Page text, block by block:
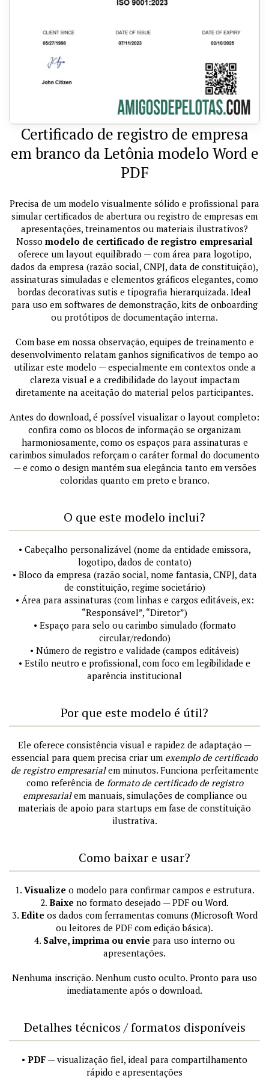
Certificado de registro de empresa
em branco da Letônia modelo Word e
PDF
Precisa de um modelo visualmente sólido e profissional para
simular certificados de abertura ou registro de empresas em
apresentações, treinamentos ou materiais ilustrativos?
Nosso modelo de certificado de registro empresarial
oferece um layout equilibrado — com área para logotipo,
dados da empresa (razão social, CNPJ, data de constituição),
assinaturas simuladas e elementos gráficos elegantes, como
bordas decorativas sutis e tipografia hierarquizada. Ideal
para uso em softwares de demonstração, kits de onboarding
ou protótipos de documentação interna.
Com base em nossa observação, equipes de treinamento e
desenvolvimento relatam ganhos significativos de tempo ao
utilizar este modelo — especialmente em contextos onde a
clareza visual e a credibilidade do layout impactam
diretamente na aceitação do material pelos participantes.
Antes do download, é possível visualizar o layout completo:
confira como os blocos de informação se organizam
harmoniosamente, como os espaços para assinaturas e
carimbos simulados reforçam o caráter formal do documento
— e como o design mantém sua elegância tanto em versões
coloridas quanto em preto e branco.
O que este modelo inclui?
• Cabeçalho personalizável (nome da entidade emissora,
logotipo, dados de contato)
• Bloco da empresa (razão social, nome fantasia, CNPJ, data
de constituição, regime societário)
• Área para assinaturas (com linhas e cargos editáveis, ex:
“Responsável”, “Diretor”)
• Espaço para selo ou carimbo simulado (formato
circular/redondo)
• Número de registro e validade (campos editáveis)
• Estilo neutro e profissional, com foco em legibilidade e
aparência institucional
Por que este modelo é útil?
Ele oferece consistência visual e rapidez de adaptação —
essencial para quem precisa criar um exemplo de certificado
de registro empresarialem minutos. Funciona perfeitamente
como referência de formato de certificado de registro
empresarialem manuais, simulações de compliance ou
materiais de apoio para startups em fase de constituição
ilustrativa.
Como baixar e usar?
1. Visualize o modelo para confirmar campos e estrutura.
2. Baixe no formato desejado — PDF ou Word.
3. Edite os dados com ferramentas comuns (Microsoft Word
ou leitores de PDF com edição básica).
4. Salve, imprima ou envie para uso interno ou
apresentações.
Nenhuma inscrição. Nenhum custo oculto. Pronto para uso
imediatamente após o download.
Detalhes técnicos / formatos disponíveis
• PDF — visualização fiel, ideal para compartilhamento
rápido e apresentações